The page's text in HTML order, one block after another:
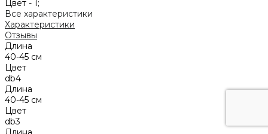
Цвет - 1;
Все характеристики
Характеристики
Отзывы
Длина
40-45 см
Цвет
db4
Длина
40-45 см
Цвет
db3